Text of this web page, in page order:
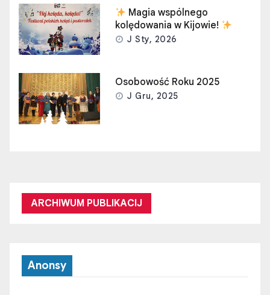
Magia wspólnego
kolędowania w Kijowie!
J Sty, 2026
Osobowość Roku 2025
J Gru, 2025
ARCHIWUM PUBLIKACIJ
Anonsy